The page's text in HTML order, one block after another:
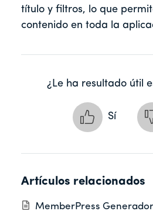
título y filtros, lo que
contenido en toda la
¿Le ha resultado útil
Sí
Artículos relacionados
MemberPress